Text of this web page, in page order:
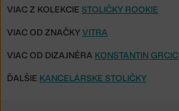
VIAC Z KOLEKCIE STOLIČKY ROOKIE
VIAC OD ZNAČKYVITRA
VIAC OD DIZAJNÉRA KONSTANTIN GRCIC
ĎALŠIE KANCELÁRSKE STOLIČKY